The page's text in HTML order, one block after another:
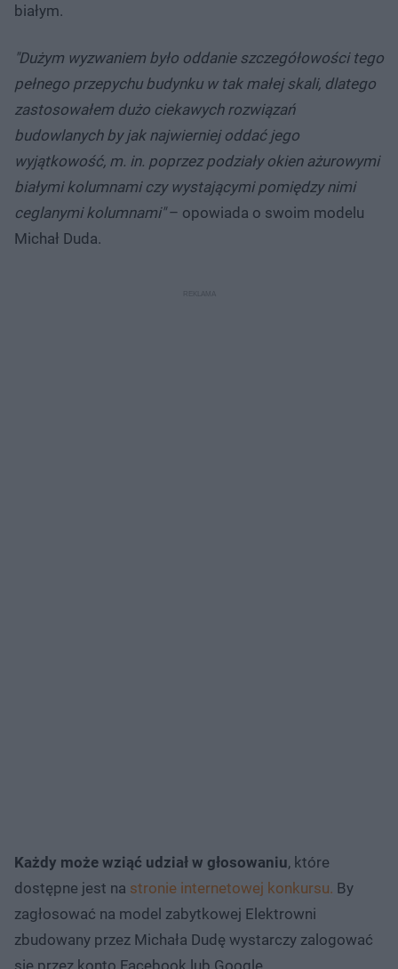
białym.
"Dużym wyzwaniem było oddanie szczegółowości tego
pełnego przepychu budynku w tak małej skali, dlatego
zastosowałem dużo ciekawych rozwiązań
budowlanych by jak najwierniej oddać jego
wyjątkowość, m. in. poprzez podziały okien ażurowymi
białymi kolumnami czy wystającymi pomiędzy nimi
ceglanymi kolumnami"– opowiada o swoim modelu
Michał Duda.
Każdy może wziąć udział w głosowaniu, które
dostępne jest na stronie internetowej konkursu. By
zagłosować na model zabytkowej Elektrowni
zbudowany przez Michała Dudę wystarczy zalogować
się przez konto Facebook lub Google.